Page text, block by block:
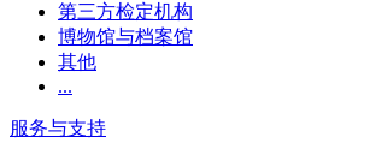
第三方检定机构
博物馆与档案馆
其他
...
服务与支持